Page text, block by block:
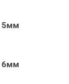
5мм
6мм